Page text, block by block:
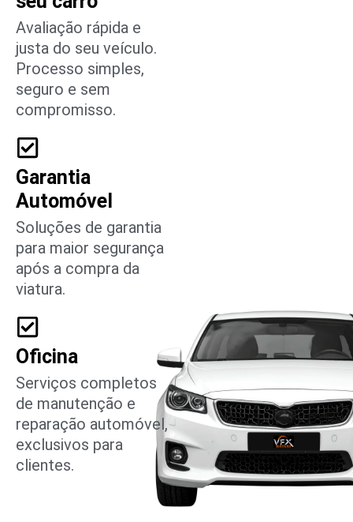
Avaliação rápida e
justa do seu veículo.
Processo simples,
seguro e sem
compromisso.
Garantia
Automóvel
Soluções de garantia
para maior segurança
após a compra da
viatura.
Oficina
Serviços completos
de manutenção e
reparação automóvel,
exclusivos para
clientes.